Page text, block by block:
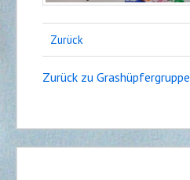
Zurück
Zurück zu Grashüpfergruppe